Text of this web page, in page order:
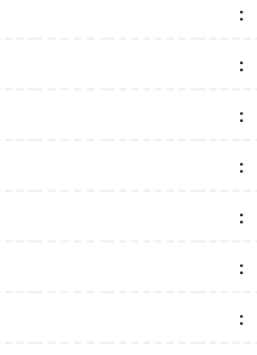
:
:
:
:
:
:
:
:
:
:
:
:
:
: